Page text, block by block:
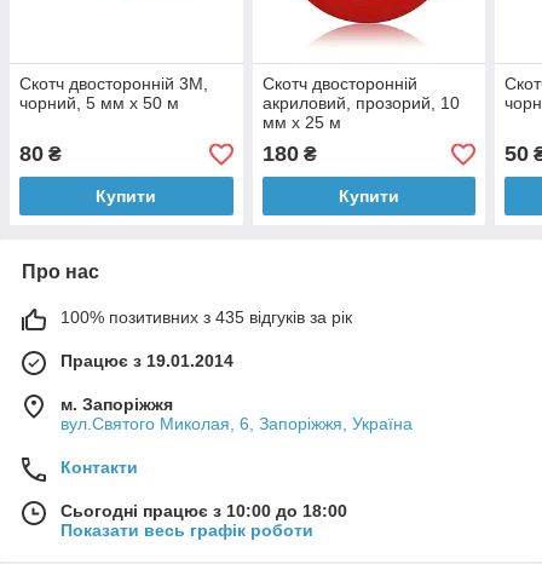
Скотч двосторонній 3M,
чорний, 5 мм x 50 м
80 ₴
Купити
Скотч двосторонній
акриловий, прозорий, 10
мм x 25 м
180₴
Купити
50
Про нас
100% позитивних з 435 відгуків за рік
Працює з 19.01.2014
м. Запоріжжя
вул.Святого Миколая, 6, Запоріжжя, Україна
Контакти
Сьогодні працює з 10:00 до 18:00
Показати весь графік роботи